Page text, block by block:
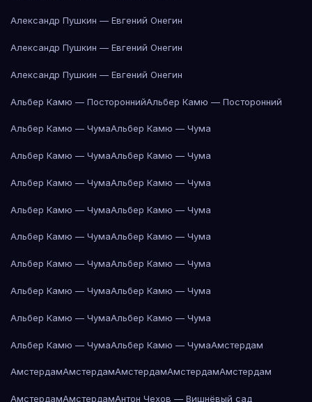
Александр Пушкин — Евгений Онегин
Александр Пушкин — Евгений Онегин
Александр Пушкин — Евгений Онегин
Альбер Камю — ПостороннийАльбер Камю — Посторонний
Альбер Камю — ЧумаАльбер Камю — Чума
Альбер Камю — ЧумаАльбер Камю — Чума
Альбер Камю — ЧумаАльбер Камю — Чума
Альбер Камю — ЧумаАльбер Камю — Чума
Альбер Камю — ЧумаАльбер Камю — Чума
Альбер Камю — ЧумаАльбер Камю — Чума
Альбер Камю — ЧумаАльбер Камю — Чума
Альбер Камю — ЧумаАльбер Камю — Чума
Альбер Камю — ЧумаАльбер Камю — ЧумаАмстердам
АмстердамАмстердамАмстердамАмстердамАмстердам
АмстердамАмстердамАнтон Чехов — Вишнёвый сад